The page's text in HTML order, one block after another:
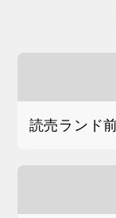
読売ランド